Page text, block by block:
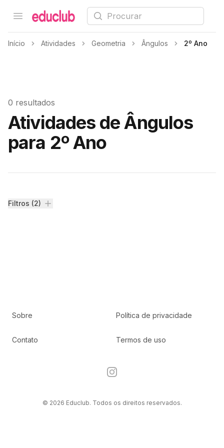
Open menu
Educlub Procurar
Início Atividades Geometria Ângulos 2º Ano
0 resultados
Atividades de Ângulos
para 2º Ano
Filtros
Filtros (2)
Sobre
Contato
Política de privacidade
Termos de uso
Instagram
© 2026 Educlub. Todos os direitos reservados.